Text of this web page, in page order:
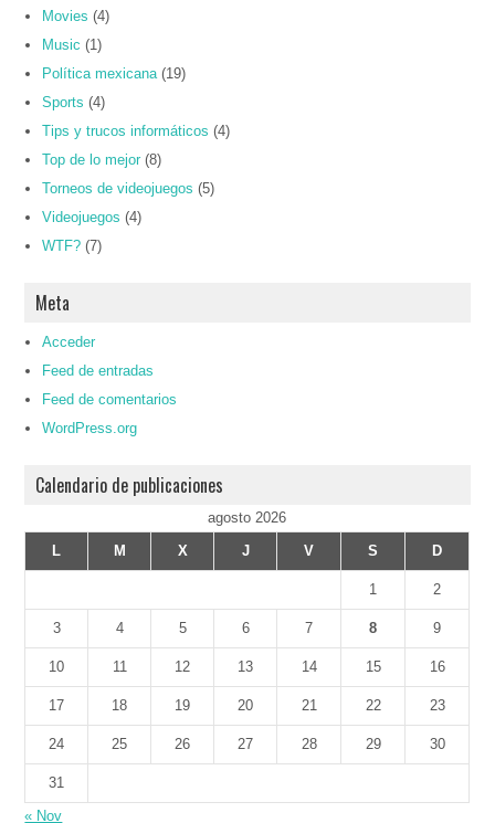
Movies (4)
Music (1)
Política mexicana (19)
Sports (4)
Tips y trucos informáticos (4)
Top de lo mejor (8)
Torneos de videojuegos (5)
Videojuegos (4)
WTF? (7)
Meta
Acceder
Feed de entradas
Feed de comentarios
WordPress.org
Calendario de publicaciones
agosto 2026
L
M X J V S D
1 2
3 4 5 6 7 8 9
10 11 12 13 14 15 16
17 18 19 20 21 22 23
24 25 26 27 28 29 30
31
« Nov